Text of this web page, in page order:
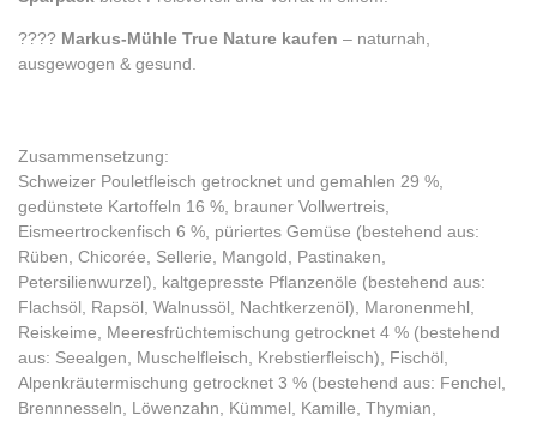
???? Markus-Mühle True Nature kaufen – naturnah,
ausgewogen & gesund.
Zusammensetzung:
Schweizer Pouletfleisch getrocknet und gemahlen 29 %,
gedünstete Kartoffeln 16 %, brauner Vollwertreis,
Eismeertrockenfisch 6 %, püriertes Gemüse (bestehend aus:
Rüben, Chicorée, Sellerie, Mangold, Pastinaken,
Petersilienwurzel), kaltgepresste Pflanzenöle (bestehend aus:
Flachsöl, Rapsöl, Walnussöl, Nachtkerzenöl), Maronenmehl,
Reiskeime, Meeresfrüchtemischung getrocknet 4 % (bestehend
aus: Seealgen, Muschelfleisch, Krebstierfleisch), Fischöl,
Alpenkräutermischung getrocknet 3 % (bestehend aus: Fenchel,
Brennnesseln, Löwenzahn, Kümmel, Kamille, Thymian,